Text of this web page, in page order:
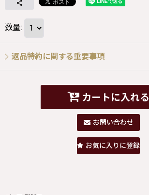
数量:
返品特約に関する重要事項
カートに入れる
お問い合わせ
お気に入りに登録